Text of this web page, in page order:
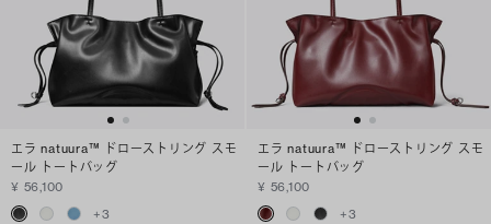
エラ natuura™ ドローストリング スモ
ール トートバッグ
¥ 56,100
+3
エラ natuura™ ドローストリング スモ
ール トートバッグ
¥ 56,100
+3